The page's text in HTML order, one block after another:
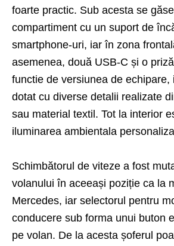
foarte practic. Sub acesta se
compartiment cu un suport de
smartphone-uri, iar în zona
asemenea, două USB-C și o
functie de versiunea de echipare,
dotat cu diverse detalii realizate
sau material textil. Tot la interior
iluminarea ambientala
Schimbătorul de viteze a fost
volanului în aceeași poziție ca la
Mercedes, iar selectorul pentru
conducere sub forma unui buton
pe volan. De la acesta șoferul